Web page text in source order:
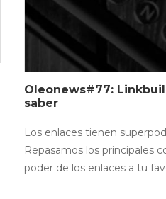
Oleonews#77:
saber
Los enlaces tienen
Repasamos los principales
poder de los enlaces a tu